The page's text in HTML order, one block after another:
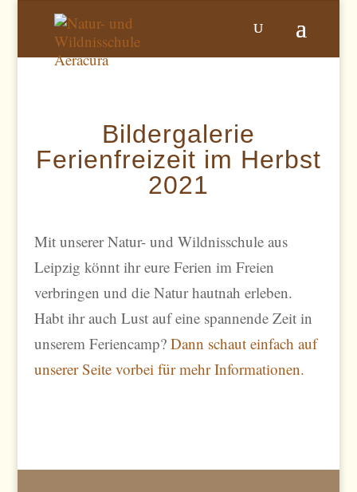
Bildergalerie
Ferienfreizeit im Herbst
2021
Mit unserer Natur- und Wildnisschule aus
Leipzig könnt ihr eure Ferien im Freien
verbringen und die Natur hautnah erleben.
Habt ihr auch Lust auf eine spannende Zeit in
unserem Feriencamp? Dann schaut einfach auf
unserer Seite vorbei für mehr Informationen.